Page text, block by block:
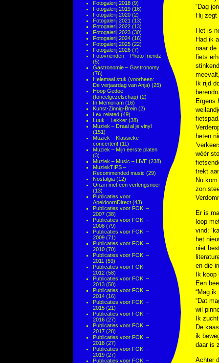
Fotogalerij 2018 (9)
Fotogalerij 2019 (16)
Fotogalerij 2020 (2)
Fotogalerij 2021 (13)
Fotogalerij 2022 (13)
Fotogalerij 2023 (30)
Fotogalerij 2024 (16)
Fotogalerij 2025 (22)
Fotogalerij 2026 (7)
Fotovrienden – Photo friendz
(5)
Gastronomie – Gastronomy
(76)
Helemaal stuk (voorheen:
De verjaardag van Anja) (25)
Hoop Gedoe
(toneelgezelschap) (2)
In Memoriam (16)
Kunst-Zinnig-Brein (2)
Lex related (49)
Luuk = Lekker (38)
Muziek – Draai al je vinyl
(151)
Muziek – Klassieke
concerten! (11)
Muziek – Mijn eerste platen
(3)
Muziek – Music – LIVE (238)
MuziekTIPS –
Recommended music (29)
Nostalgia (12)
Onzin met een verlengsnoer
(13)
Publicaties voor
ApeldoornDirect (43)
Publicaties voor FOK! –
2007 (38)
Publicaties voor FOK! –
2008 (79)
Publicaties voor FOK! –
2009 (71)
Publicaties voor FOK! –
2010 (70)
Publicaties voor FOK! –
2011 (59)
Publicaties voor FOK! –
2012 (58)
Publicaties voor FOK! –
2013 (50)
Publicaties voor FOK! –
2014 (16)
Publicaties voor FOK! –
2015 (21)
Publicaties voor FOK! –
2016 (27)
Publicaties voor FOK! –
2017 (28)
Publicaties voor FOK! –
2018 (27)
Publicaties voor FOK! –
2019 (27)
Publicaties voor FOK! –
“Dag
Hij
Het is
Had ik
naar de
fiets
Ik rijd
Ergens
heten
wéér
trekt
Nu
zon
Er is
loop
vind:
het
niet
en die
Ik
Een
“Mag ik
“Dat
wil
Ik
De
ik
daar is
Achter